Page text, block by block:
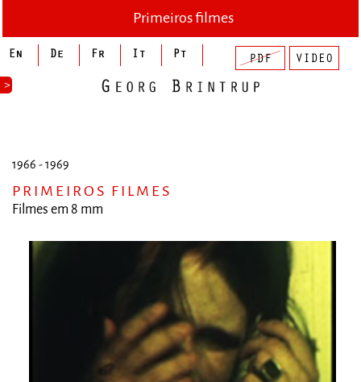
>
Primeiros filmes
1966 - 1969
PRIMEIROS FILMES
Filmes em 8 mm